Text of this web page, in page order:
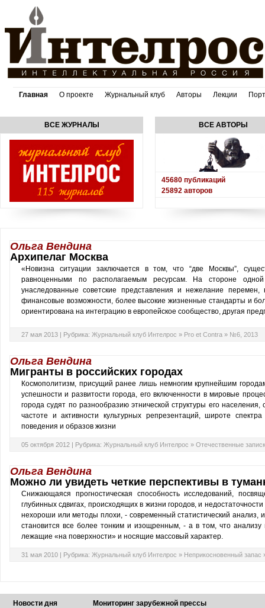
Главная О проекте Журнальный клуб Авторы Лекции
ВСЕ ЖУРНАЛЫ ВСЕ АВТОРЫ
45680 публикаций
25892 авторов
Ольга Вендина
Архипелаг Москва
«Новизна ситуации заключается в том, что “две Москвы”,
равноценными по располагаемым ресурсам. На стороне
унаследованные советские представления и нежелание
финансовые возможности, более высокие жизненные стандарты и
ориентирована на интеграцию в европейское сообщество, другая
27 мая 2013 | Рубрика: Журнальный клуб Интелрос » Pro et Contra » №6, 2013
Ольга Вендина
Мигранты в российских городах
Космополитизм, присущий ранее лишь немногим крупнейшим
успешности и развитости города, его включенности в мировые
города судят по разнообразию этнической структуры его
частоте и активности культурных репрезентаций, широте
поведения и образов жизни
05 октября 2012 | Рубрика: Журнальный клуб Интелрос » Отечественные
Ольга Вендина
Можно ли увидеть четкие перспективы в
Снижающаяся прогностическая способность исследований,
глубинных сдвигах, происходящих в жизни городов, и
нехороши или методы плохи, - современный статистический
становится все более тонким и изощренным, - а в том, что
лежащие «на поверхности» и носящие массовый характер.
31 мая 2010 | Рубрика: Журнальный клуб Интелрос » Неприкосновенный запас
Новости дня Мониторинг зарубежной прессы